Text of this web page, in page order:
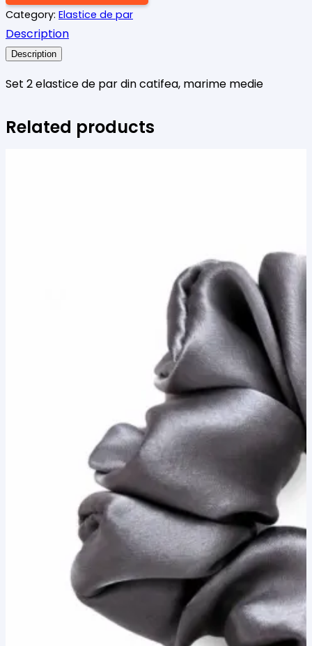
elastice
de
par
Category: Elastice de par
Description
Description
Set 2 elastice de par din catifea, marime medie
Related products